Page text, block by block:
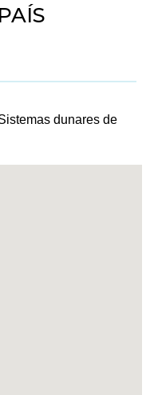
dunares de